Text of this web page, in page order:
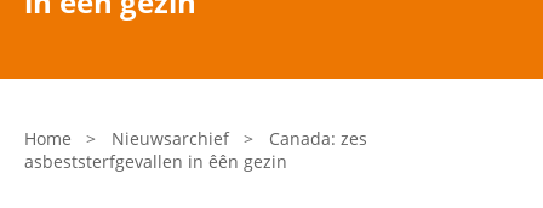
Laatste nieuws
Onze organisatie
Home > Nieuwsarchief >
Canada: zes
asbeststerfgevallen in êên gezin